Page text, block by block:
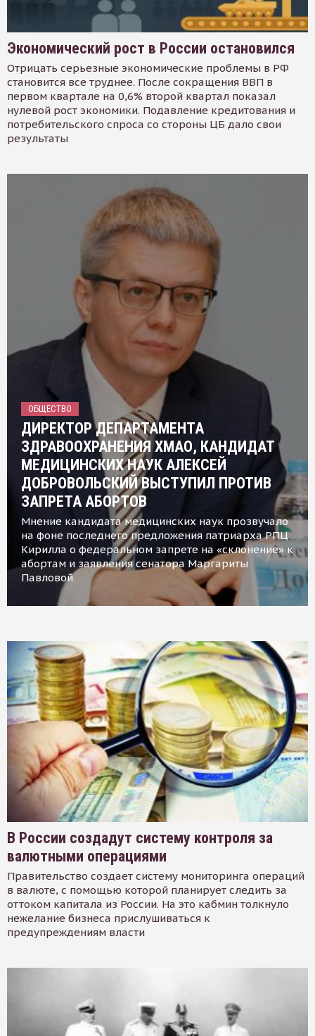
Экономический рост в России остановился
Отрицать серьезные экономические проблемы в РФ
становится все труднее. После сокращения ВВП в
первом квартале на 0,6% второй квартал показал
нулевой рост экономики. Подавление кредитования и
потребительского спроса со стороны ЦБ дало свои
результаты
ОБЩЕСТВО
ДИРЕКТОР ДЕПАРТАМЕНТА
ЗДРАВООХРАНЕНИЯ ХМАО, КАНДИДАТ
МЕДИЦИНСКИХ НАУК АЛЕКСЕЙ
ДОБРОВОЛЬСКИЙ ВЫСТУПИЛ ПРОТИВ
ЗАПРЕТА АБОРТОВ
Мнение кандидата медицинских наук прозвучало
на фоне последнего предложения патриарха РПЦ
Кирилла о федеральном запрете на «склонение» к
абортам и заявления сенатора Маргариты
Павловой
В России создадут систему контроля за
валютными операциями
Правительство создает систему мониторинга операций
в валюте, с помощью которой планирует следить за
оттоком капитала из России. На это кабмин толкнуло
нежелание бизнеса прислушиваться к
предупреждениям власти